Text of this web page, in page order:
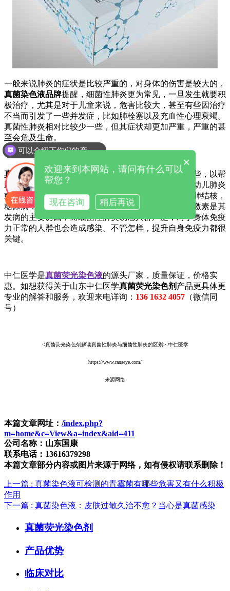
一般来说肺炎的症状是比较严重的，对身体的伤害是较大的，
真菌染色液品牌提醒，细菌性肺炎更为常见，一旦发生就要积
极治疗，尤其是对于儿童来说，危害比较大，甚至有些因治疗
不当而引发了一些并发症，比如肺栓塞以及充血性心理衰竭。
真菌性肺炎相对比较少一些，但其症状却更加严重，严重的甚
至会危及生命。
真菌荧光染色剂为您讲解这两种肺炎的易感人群是哪些，以帮
助大家有效预防。一般来说，真菌性肺炎常继发于婴幼儿肺炎
或者是容易好发于存在一些慢性疾病的患者中，比如肺结核，
糖尿病，血液病，恶性肿瘤等，应用抗生素和糖皮质激素是其
发病的主要诱因，而细菌性肺炎易感人群广泛，对于身体免疫
力正常的人群也会造成感染。不管怎样，提升自身免疫力都很
关键。
中仁医学是真菌荧光染色液的源头厂家，质量保证，价格实
惠。如想获得关于山东中仁医学真菌荧光染色剂 产品更具体更
专业的解答和服务，欢迎来电详询： 136 1632 4057 （微信同
号）
<真菌荧光染色剂解读真菌性肺炎与细菌性肺炎的区别>-中仁医学
https://www.ranseye.com/
来源网络
本篇文章网址： /index.php?
m=home&c=View&a=index&aid=411
公司名称：山东国康
联系电话：13616379298
本篇文章部分内容或图片来源于网络，如有侵权请联系删除！
上一篇 : 真菌染色液可检测的青霉菌有哪些危害又有什么积极
作用
下一篇 : 真菌染色液：皮肤过敏久治不愈？当心是真菌感染
真菌荧光染色剂
产品优势
临床对比
可以介绍下你们的产品么
×
欢迎来到本网站，请问有什么可以
帮您？
现在咨询 稍后再说